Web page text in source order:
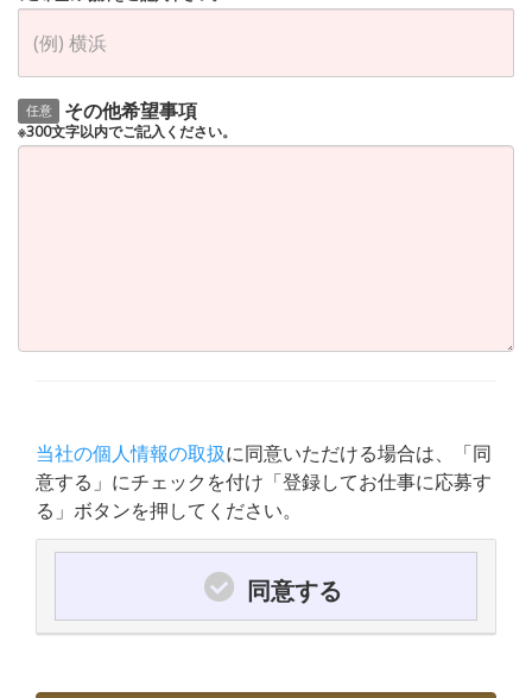
任意 その他希望事項
※300文字以内でご記入ください。
当社の個人情報の取扱に同意いただける場合は、「同
意する」にチェックを付け「登録してお仕事に応募す
る」ボタンを押してください。
同意する